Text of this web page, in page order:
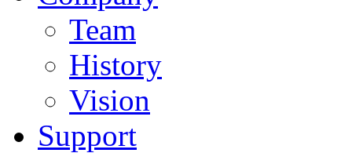
Team
History
Vision
Support